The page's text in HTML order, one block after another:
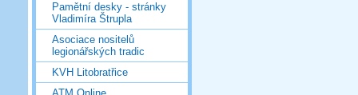
Pamětní desky - stránky
Vladimíra Štrupla
Asociace nositelů
legionářských tradic
KVH Litobratřice